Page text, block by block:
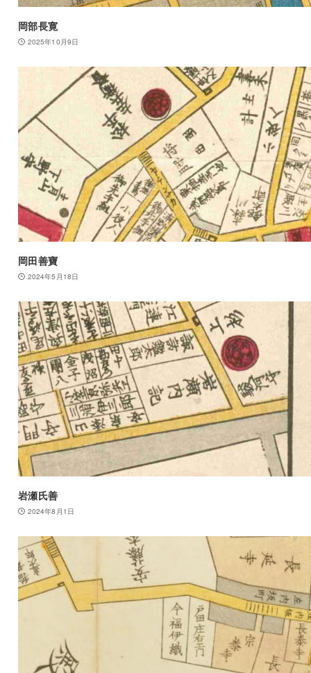
岡部長寛
2025年10月9日
岡田善寶
2024年5月18日
岩瀬氏善
2024年8月1日